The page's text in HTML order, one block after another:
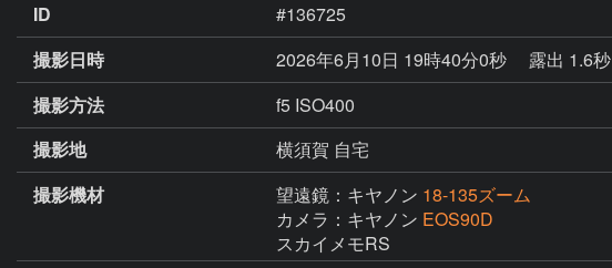
ID
#136725
撮影日時
2026年6月10日 19時40分0秒
露出 1.6秒
撮影方法
f5 ISO400
撮影地
横須賀 自宅
撮影機材
望遠鏡：キヤノン 18-135ズーム
カメラ：キヤノン EOS90D
スカイメモRS